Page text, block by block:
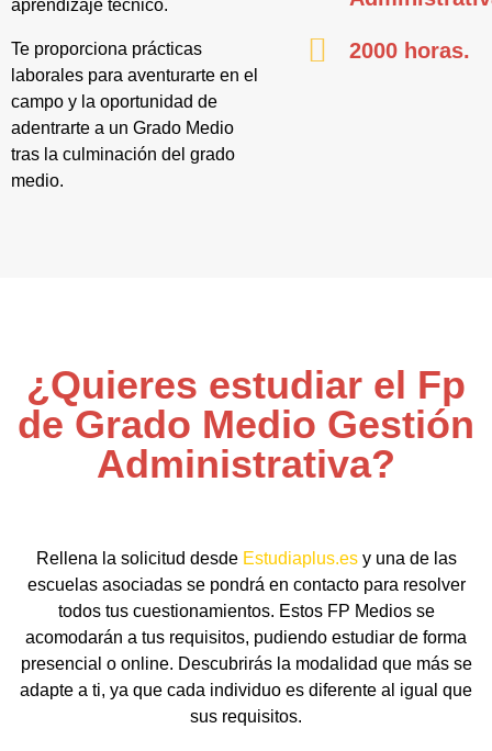
aprendizaje técnico.
Te proporciona prácticas
laborales para aventurarte en el
campo y la oportunidad de
adentrarte a un Grado Medio
tras la culminación del grado
medio.
2000 horas.
¿Quieres estudiar el Fp
de Grado Medio Gestión
Administrativa?
Rellena la solicitud desde Estudiaplus.esy una de las
escuelas asociadas se pondrá en contacto para resolver
todos tus cuestionamientos. Estos FP Medios se
acomodarán a tus requisitos, pudiendo estudiar de forma
presencial o online. Descubrirás la modalidad que más se
adapte a ti, ya que cada individuo es diferente al igual que
sus requisitos.